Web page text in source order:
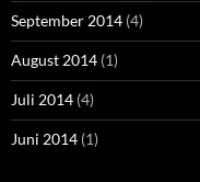
September 2014 (4)
August 2014 (1)
Juli 2014 (4)
Juni 2014 (1)